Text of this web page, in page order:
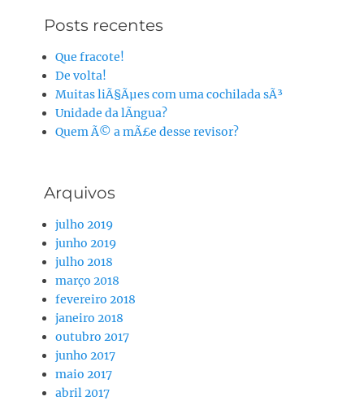
Posts recentes
Que fracote!
De volta!
Muitas liÃ§Ãµes com uma cochilada sÃ³
Unidade da lÃ­ngua?
Quem Ã© a mÃ£e desse revisor?
Arquivos
julho 2019
junho 2019
julho 2018
março 2018
fevereiro 2018
janeiro 2018
outubro 2017
junho 2017
maio 2017
abril 2017